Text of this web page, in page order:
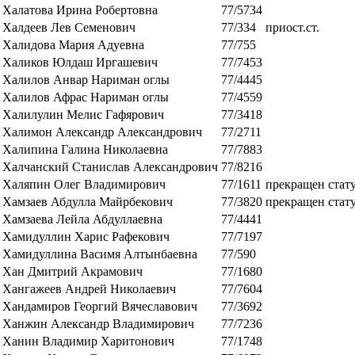
Халатова Ирина Робертовна
77/5734
Халдеев Лев Семенович
77/334
приост.ст.
Халидова Мария Адуевна
77/755
Халиков Юлдаш Иргашевич
77/7453
Халилов Анвар Нариман оглы
77/4445
Халилов Афрас Нариман оглы
77/4559
Халилулин Мелис Гафярович
77/3418
Халимон Александр Александрович
77/2711
Халипина Галина Николаевна
77/7883
Халчанский Станислав Александрович 77/8216
Халяпин Олег Владимирович
77/1611 прекращен
Хамзаев Абдулла Майрбекович
77/3820 прекращен
Хамзаева Лейла Абдуллаевна
77/4441
Хамидуллин Харис Рафекович
77/7197
Хамидуллина Васимя Алтынбаевна
77/590
Хан Дмитрий Акрамович
77/1680
Хангажеев Андрей Николаевич
77/7604
Хандамиров Георгий Вячеславович
77/3692
Ханжин Александр Владимирович
77/7236
Ханин Владимир Харитонович
77/1748